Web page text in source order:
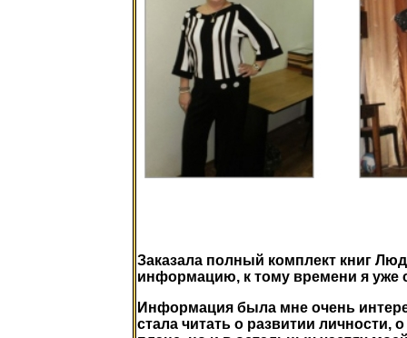
Заказала полный комплект книг
информацию, к тому времени я уже
Информация была мне очень
стала читать о развитии личности,